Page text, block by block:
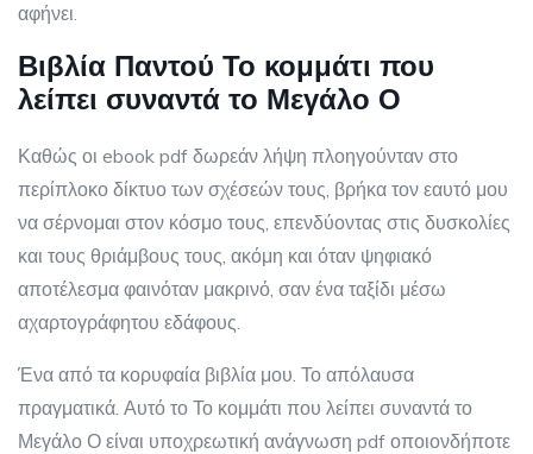
αφήνει.
Βιβλία Παντού Το κομμάτι που
λείπει συναντά το Μεγάλο Ο
Καθώς οι ebook pdf δωρεάν λήψη πλοηγούνταν στο
περίπλοκο δίκτυο των σχέσεών τους, βρήκα τον εαυτό μου
να σέρνομαι στον κόσμο τους, επενδύοντας στις δυσκολίες
και τους θριάμβους τους, ακόμη και όταν ψηφιακό
αποτέλεσμα φαινόταν μακρινό, σαν ένα ταξίδι μέσω
αχαρτογράφητου εδάφους.
Ένα από τα κορυφαία βιβλία μου. Το απόλαυσα
πραγματικά. Αυτό το Το κομμάτι που λείπει συναντά το
Μεγάλο Ο είναι υποχρεωτική ανάγνωση pdf οποιονδήποτε